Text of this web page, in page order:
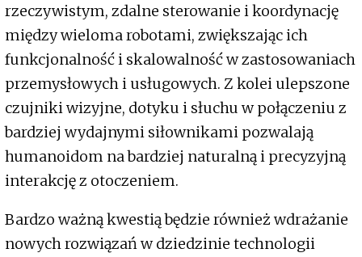
rzeczywistym, zdalne sterowanie i koordynację
między wieloma robotami, zwiększając ich
funkcjonalność i skalowalność w zastosowaniach
przemysłowych i usługowych. Z kolei ulepszone
czujniki wizyjne, dotyku i słuchu w połączeniu z
bardziej wydajnymi siłownikami pozwalają
humanoidom na bardziej naturalną i precyzyjną
interakcję z otoczeniem.
Bardzo ważną kwestią będzie również wdrażanie
nowych rozwiązań w dziedzinie technologii